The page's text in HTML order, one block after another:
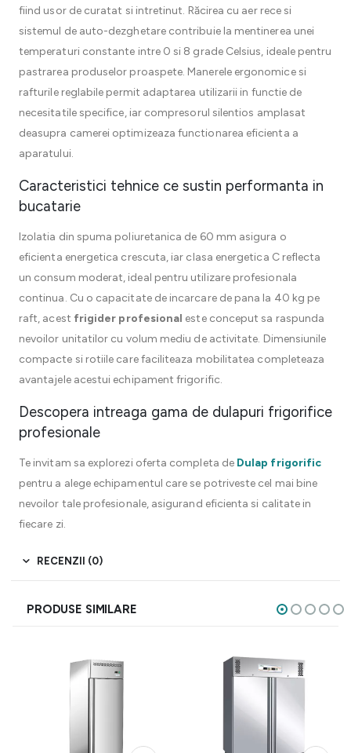
fiind usor de curatat si intretinut. Răcirea cu aer rece si
sistemul de auto-dezghetare contribuie la mentinerea unei
temperaturi constante intre 0 si 8 grade Celsius, ideale pentru
pastrarea produselor proaspete. Manerele ergonomice si
rafturile reglabile permit adaptarea utilizarii in functie de
necesitatile specifice, iar compresorul silentios amplasat
deasupra camerei optimizeaza functionarea eficienta a
aparatului.
Caracteristici tehnice ce sustin performanta in
bucatarie
Izolatia din spuma poliuretanica de 60 mm asigura o
eficienta energetica crescuta, iar clasa energetica C reflecta
un consum moderat, ideal pentru utilizare profesionala
continua. Cu o capacitate de incarcare de pana la 40 kg pe
raft, acest frigider profesional este conceput sa raspunda
nevoilor unitatilor cu volum mediu de activitate. Dimensiunile
compacte si rotiile care faciliteaza mobilitatea completeaza
avantajele acestui echipament frigorific.
Descopera intreaga gama de dulapuri frigorifice
profesionale
Te invitam sa explorezi oferta completa de Dulap frigorific
pentru a alege echipamentul care se potriveste cel mai bine
nevoilor tale profesionale, asigurand eficienta si calitate in
fiecare zi.
RECENZII (0)
PRODUSE SIMILARE